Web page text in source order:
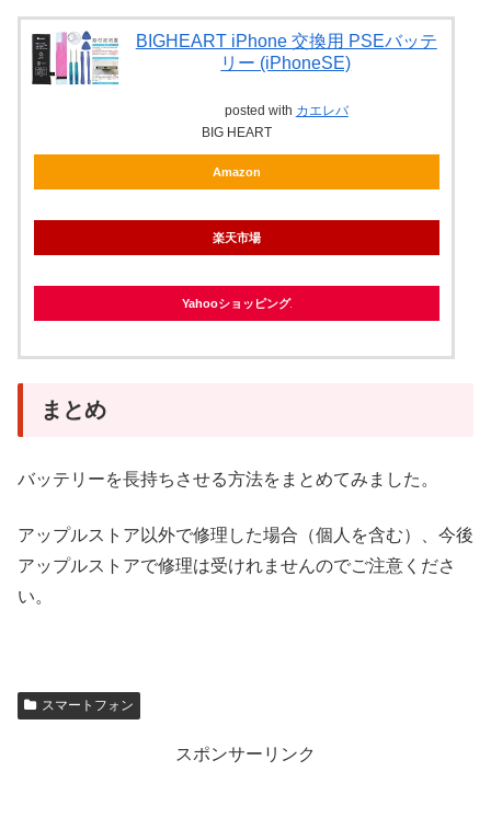
BIGHEART iPhone 交換用 PSEバッテ
リー (iPhoneSE)
posted with カエレバ
BIG HEART
Amazon
楽天市場
Yahooショッピング
まとめ
バッテリーを長持ちさせる方法をまとめてみました。
アップルストア以外で修理した場合（個人を含む）、今後
アップルストアで修理は受けれませんのでご注意くださ
い。
スマートフォン
スポンサーリンク